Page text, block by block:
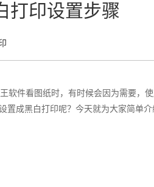
打印设置步骤
软件看图纸时，有时候会因为需要，
成黑白打印呢？今天就为大家简单介